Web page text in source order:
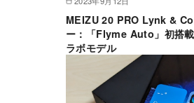
MEIZU 20 PRO Lynk &
ー：「Flyme Auto」初搭
ラボモデル